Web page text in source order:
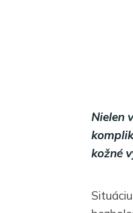
Nielen
kožné